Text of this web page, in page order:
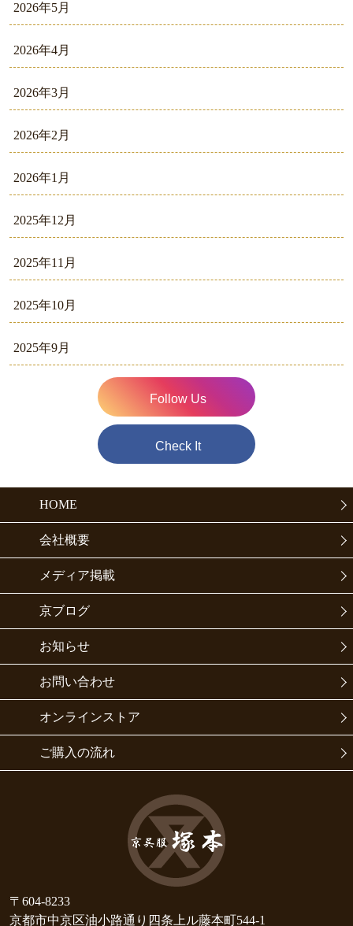
2026年5月
2026年4月
2026年3月
2026年2月
2026年1月
2025年12月
2025年11月
2025年10月
2025年9月
Follow Us
Check It
HOME
会社概要
メディア掲載
京ブログ
お知らせ
お問い合わせ
オンラインストア
ご購入の流れ
〒604-8233
京都市中京区油小路通り四条上ル藤本町544-1